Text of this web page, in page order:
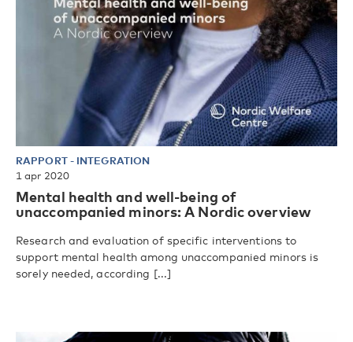
RAPPORT- INTEGRATION
1 apr 2020
Mental health and well-being of
unaccompanied minors: A Nordic overview
Research and evaluation of specific interventions to
support mental health among unaccompanied minors is
sorely needed, according [...]